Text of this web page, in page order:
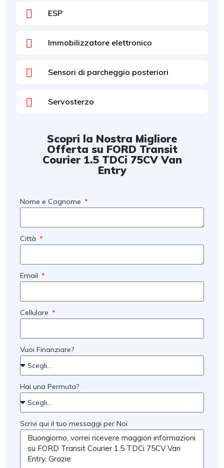
ESP
Immobilizzatore elettronico
Sensori di parcheggio posteriori
Servosterzo
Scopri la Nostra Migliore
Offerta su FORD Transit
Courier 1.5 TDCi 75CV Van
Entry
Nome e Cognome
Città
Email
Cellulare
Vuoi Finanziare?
Hai una Permuta?
Scrivi qui il tuo messaggi per Noi